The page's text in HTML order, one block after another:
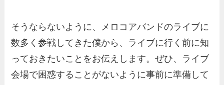
そうならないように、メロコアバンドのライブに
数多く参戦してきた僕から、ライブに行く前に知
っておきたいことをお伝えします。ぜひ、ライブ
会場で困惑することがないように事前に準備して